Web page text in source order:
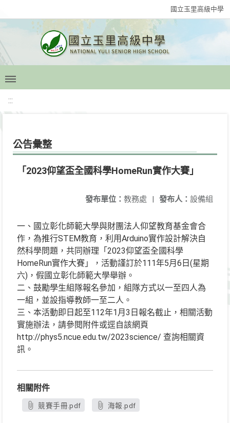
國立玉里高級中學
:::
公告彙整
「2023仰望盃全國科學HomeRun實作大賽」
發布人： 設備組
發布單位： 教務處 |
一、國立彰化師範大學與財團法人仰望教育基金會合
作，為推行STEM教育，利用Arduino實作設計解決自
然科學問題，共同辦理「2023仰望盃全國科學
HomeRun實作大賽」，活動謹訂於111年5月6日(星期
六)，假國立彰化師範大學舉辦。
二、鼓勵學生組隊報名參加，組隊方式以一至四人為
一組，並設指導教師一至二人。
三、本活動即日起至112年1月3日報名截止，相關活動
實施辦法，請參閱附件或逕自該網頁
http://phys5.ncue.edu.tw/2023science/ 查詢相關資
訊。
相關附件
競賽手冊.pdf 海報.pdf